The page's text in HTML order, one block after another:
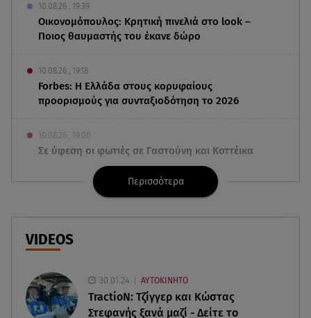
10.08.26 , 19:39
Οικονομόπουλος: Κρητική πινελιά στο look –
Ποιος θαυμαστής του έκανε δώρο
10.08.26 , 19:18
Forbes: Η Ελλάδα στους κορυφαίους
προορισμούς για συνταξιοδότηση το 2026
10.08.26 , 19:00
Σε ύφεση οι φωτιές σε Γαστούνη και Κοττέικα
Lepas: Δείτε τι σημαίνει το όνομα της μάρκας
10.08.26 , 18:52
πρέπει να περιέχει
10.08.26 , 18:45
Περισσότερα
VIDEOS
30.01.24 ΑΥΤΟΚΙΝΗΤΟ
TractioN: Τζίγγερ και Κώστας
Στεφανής ξανά μαζί - Δείτε το